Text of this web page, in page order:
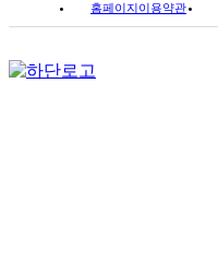
홈페이지이용약관